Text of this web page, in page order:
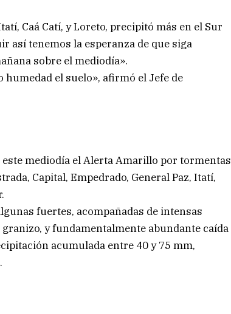
Caá Catí, y Loreto, precipitó más en el Sur
así tenemos la esperanza de que siga
sobre el mediodía».
el suelo», afirmó el Jefe de
mediodía el Alerta Amarillo por tormentas
Capital, Empedrado, General Paz, Itatí,
fuertes, acompañadas de intensas
y fundamentalmente abundante caída
acumulada entre 40 y 75 mm,